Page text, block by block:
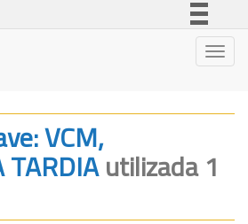
Legislação
Canais
VCM,
TARDIAutilizada 1